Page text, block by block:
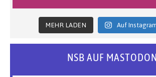
MEHR LADEN Auf
NSB AUF MASTODON